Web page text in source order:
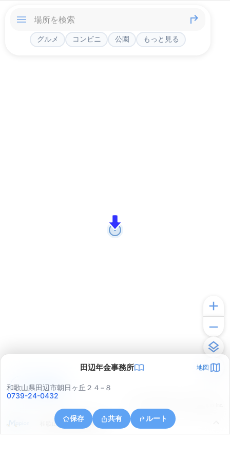
グルメ コンビニ 公園 もっと見る
田辺年金事務所 地図
和歌山県田辺市朝日ヶ丘２４−８
0739-24-0432
保存 共有 ルート
和歌山県田辺市天神崎
アプリで見る